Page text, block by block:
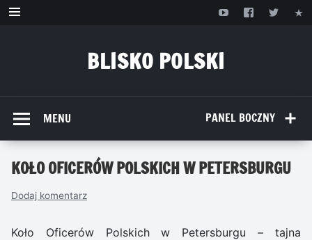
Przejdź
BLISKO POLSKI
PANEL BOCZNY
MENU
KOŁO OFICERÓW POLSKICH W PETERSBURGU
Dodaj komentarz
Koło Oficerów Polskich w Petersburgu – tajna